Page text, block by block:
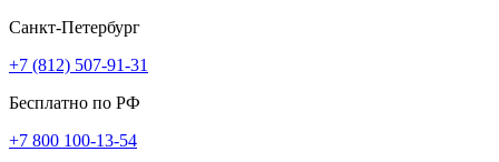
Санкт-Петербург
+7 (812) 507-91-31
Бесплатно по РФ
+7 800 100-13-54